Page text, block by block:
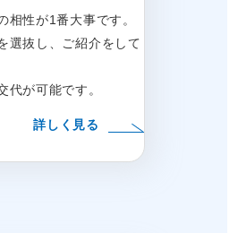
相性が1番大事です。
選抜し、ご紹介をして
代が可能です。
詳しく見る